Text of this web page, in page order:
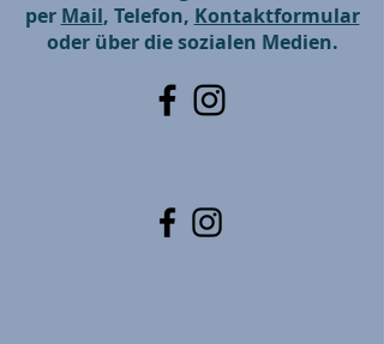
per Mail, Telefon, Kontaktformular
oder über die sozialen Medien.